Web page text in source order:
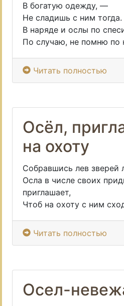
В богатую одежду, —
Не сладишь с ним тогда.
В наряде и ослы по
По случаю, не помню по
Читать полностью
Осёл,
на охоту
Собравшись лев зверей
Осла в числе своих
приглашает,
Чтоб на охоту с ним
Читать полностью
Осел-